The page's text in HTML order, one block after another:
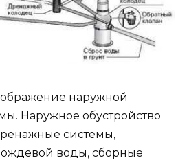
наружной
Наружное обустройство
системы,
воды, сборные